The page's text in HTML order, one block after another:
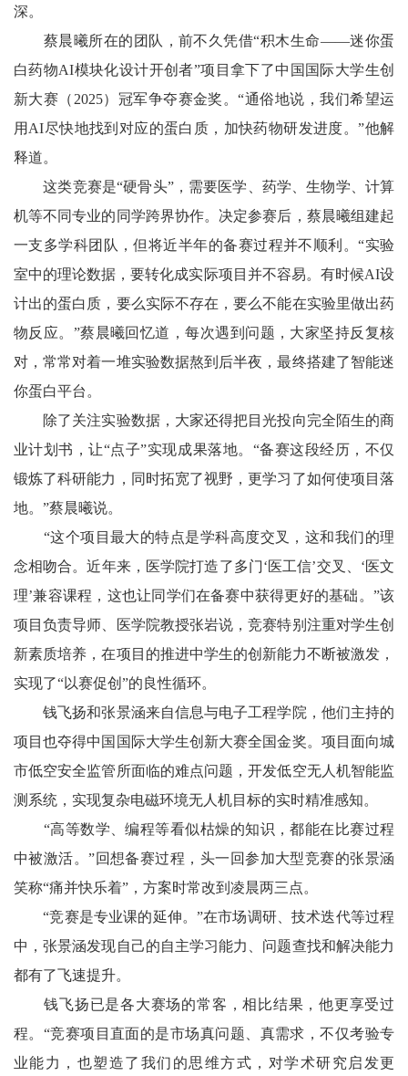
深。
蔡晨曦所在的团队，前不久凭借“积木生命——迷你蛋
白药物AI模块化设计开创者”项目拿下了中国国际大学生创
新大赛（2025）冠军争夺赛金奖。“通俗地说，我们希望运
用AI尽快地找到对应的蛋白质，加快药物研发进度。”他解
释道。
这类竞赛是“硬骨头”，需要医学、药学、生物学、计算
机等不同专业的同学跨界协作。决定参赛后，蔡晨曦组建起
一支多学科团队，但将近半年的备赛过程并不顺利。“实验
室中的理论数据，要转化成实际项目并不容易。有时候AI设
计出的蛋白质，要么实际不存在，要么不能在实验里做出药
物反应。”蔡晨曦回忆道，每次遇到问题，大家坚持反复核
对，常常对着一堆实验数据熬到后半夜，最终搭建了智能迷
你蛋白平台。
除了关注实验数据，大家还得把目光投向完全陌生的商
业计划书，让“点子”实现成果落地。“备赛这段经历，不仅
锻炼了科研能力，同时拓宽了视野，更学习了如何使项目落
地。”蔡晨曦说。
“这个项目最大的特点是学科高度交叉，这和我们的理
念相吻合。近年来，医学院打造了多门‘医工信’交叉、‘医文
理’兼容课程，这也让同学们在备赛中获得更好的基础。”该
项目负责导师、医学院教授张岩说，竞赛特别注重对学生创
新素质培养，在项目的推进中学生的创新能力不断被激发，
实现了“以赛促创”的良性循环。
钱飞扬和张景涵来自信息与电子工程学院，他们主持的
项目也夺得中国国际大学生创新大赛全国金奖。项目面向城
市低空安全监管所面临的难点问题，开发低空无人机智能监
测系统，实现复杂电磁环境无人机目标的实时精准感知。
“高等数学、编程等看似枯燥的知识，都能在比赛过程
中被激活。”回想备赛过程，头一回参加大型竞赛的张景涵
笑称“痛并快乐着”，方案时常改到凌晨两三点。
“竞赛是专业课的延伸。”在市场调研、技术迭代等过程
中，张景涵发现自己的自主学习能力、问题查找和解决能力
都有了飞速提升。
钱飞扬已是各大赛场的常客，相比结果，他更享受过
程。“竞赛项目直面的是市场真问题、真需求，不仅考验专
业能力，也塑造了我们的思维方式，对学术研究启发更